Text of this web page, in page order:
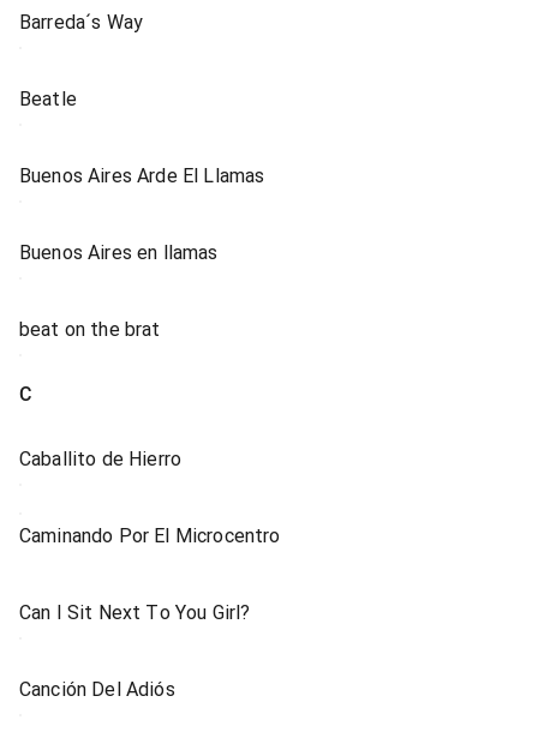
Barreda´s Way
Beatle
Buenos Aires Arde El Llamas
Buenos Aires en llamas
beat on the brat
C
Caballito de Hierro
Caminando Por El Microcentro
Can I Sit Next To You Girl?
Canción Del Adiós